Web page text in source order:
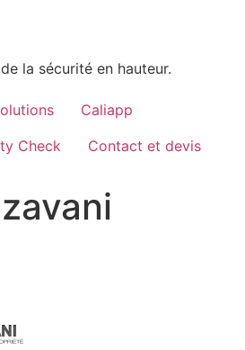
la sécurité en hauteur.
Caliapp
Check Contact et devis